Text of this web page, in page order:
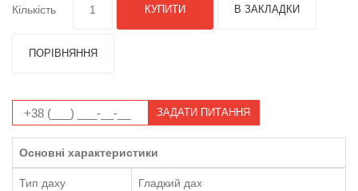
Кількість КУПИТИ В ЗАКЛАДКИ
ПОРІВНЯННЯ
ЗАДАТИ ПИТАННЯ
Основні характеристики
Тип даху Гладкий дах